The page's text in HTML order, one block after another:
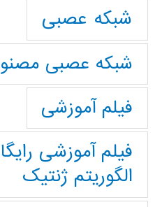
شبکه عصبی
شبکه عصبی
فیلم آموزشی
فیلم آموزشی
الگوریتم ژنتیک